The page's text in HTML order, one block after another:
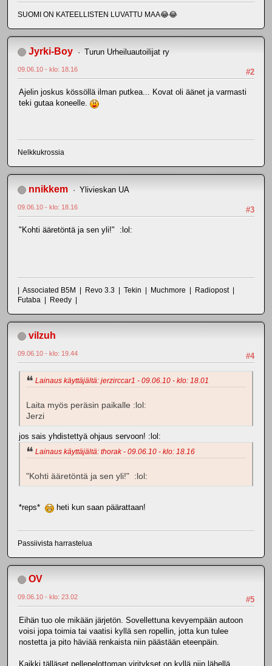
SUOMI ON KATEELLISTEN LUVATTU MAA😂😂
Jyrki-Boy Turun Urheiluautoilijat ry
#2
09.06.10 - klo: 18.16
Ajelin joskus kössöllä ilman putkea... Kovat oli äänet ja varmasti
teki gutaa koneelle.
Nelkkukrossia
nnikkem Ylivieskan UA
#3
09.06.10 - klo: 18.16
"Kohti ääretöntä ja sen yli!" :lol:
| Associated B5M | Revo 3.3 | Tekin | Muchmore | Radiopost |
Futaba | Reedy |
vilzuh
#4
09.06.10 - klo: 19.44
Lainaus käyttäjältä: jerzirccar1 - 09.06.10 - klo: 18.01
Laita myös peräsin paikalle :lol:
Jerzi
jos sais yhdistettyä ohjaus servoon! :lol:
Lainaus käyttäjältä: thorak - 09.06.10 - klo: 18.16
"Kohti ääretöntä ja sen yli!" :lol:
*reps* heti kun saan päärattaan!
Passiivista harrastelua
OV
#5
09.06.10 - klo: 23.02
Eihän tuo ole mikään järjetön. Sovellettuna kevyempään autoon
voisi jopa toimia tai vaatisi kyllä sen ropellin, jotta kun tulee
nostetta ja pito häviää renkaista niin päästään eteenpäin.
Kaikki tälläset pellepelottoman viritykset on kyllä niin lähellä